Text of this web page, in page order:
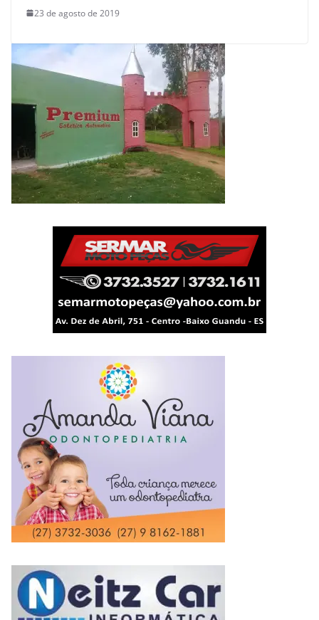
23 de agosto de 2019